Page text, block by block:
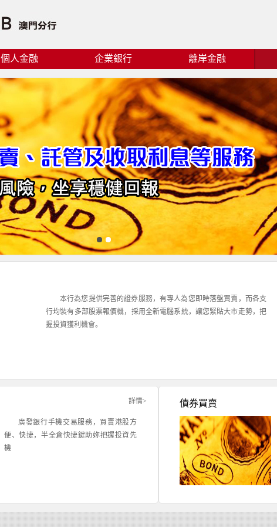
個人金融 企業銀行 離岸金融
本行為您提供完善的證券服務，有專人為您即時落盤買賣，而各支
行均裝有多部股票報價機，採用全新電腦系統，讓您緊貼大市走勢，把
握投資獲利機會。
詳情>
廣發銀行手機交易服務，買賣港股方
便、快捷，半全倉快捷鍵助妳把握投資先
機
債券買賣